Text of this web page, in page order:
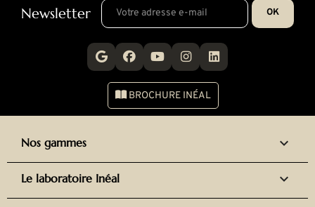
Newsletter
BROCHURE INÉAL
Nos gammes 
Le laboratoire Inéal 